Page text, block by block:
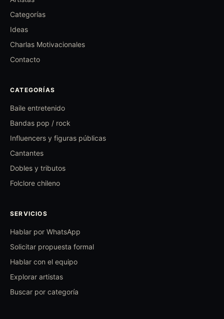
Categorías
Ideas
Charlas Motivacionales
Contacto
CATEGORÍAS
Baile entretenido
Bandas pop / rock
Influencers y figuras públicas
Cantantes
Dobles y tributos
Folclore chileno
SERVICIOS
Hablar por WhatsApp
Solicitar propuesta formal
Hablar con el equipo
Explorar artistas
Buscar por categoría